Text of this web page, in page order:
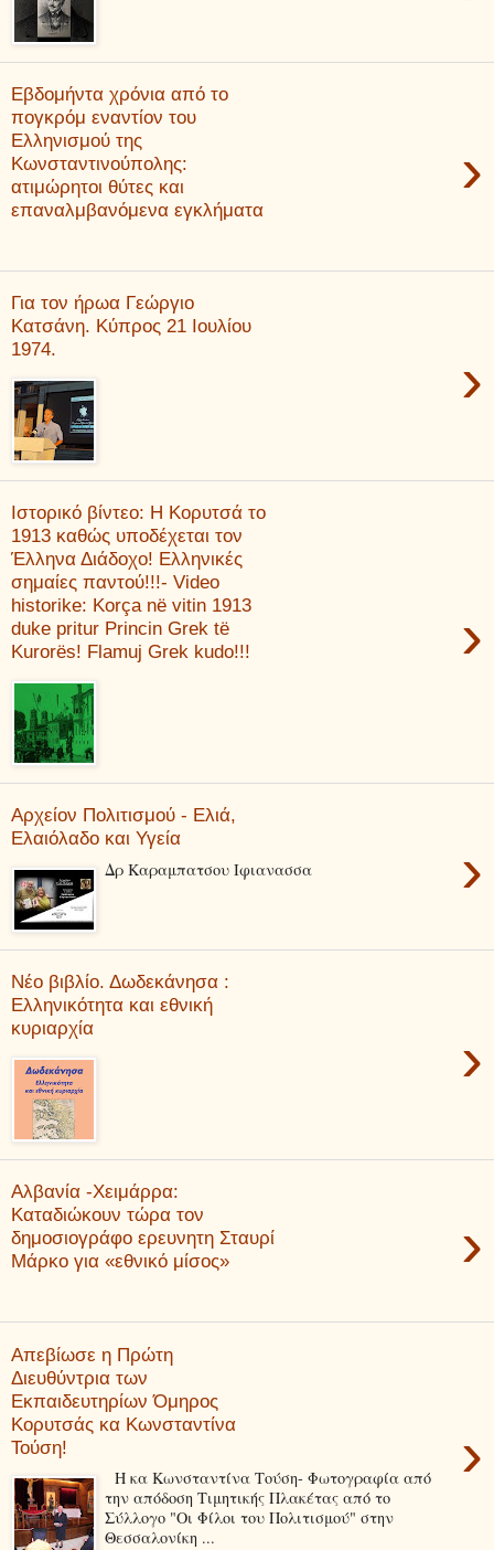
Εβδομήντα χρόνια από το
πογκρόμ εναντίον του
Ελληνισμού της
Κωνσταντινούπολης:
ατιμώρητοι θύτες και
επαναλμβανόμενα εγκλήματα
›
Για τον ήρωα Γεώργιο
Κατσάνη. Κύπρος 21 Ιουλίου
1974.
›
Ιστορικό βίντεο: Η Κορυτσά το
1913 καθώς υποδέχεται τον
Έλληνα Διάδοχο! Ελληνικές
σημαίες παντού!!!- Video
historike: Korça në vitin 1913
duke pritur Princin Grek të
Kurorës! Flamuj Grek kudo!!!
›
Αρχείον Πολιτισμού - Ελιά,
Ελαιόλαδο και Υγεία
›
Δρ Καραμπατσου Ιφιανασσα
Νέο βιβλίο. Δωδεκάνησα :
Ελληνικότητα και εθνική
κυριαρχία
›
Αλβανία -Χειμάρρα:
Καταδιώκουν τώρα τον
δημοσιογράφο ερευνητη Σταυρί
Μάρκο για «εθνικό μίσος»
›
Απεβίωσε η Πρώτη
Διευθύντρια των
Εκπαιδευτηρίων Όμηρος
Κορυτσάς κα Κωνσταντίνα
Τούση!
›
Η κα Κωνσταντίνα Τούση- Φωτογραφία από
την απόδοση Τιμητικής Πλακέτας από το
Σύλλογο "Οι Φίλοι του Πολιτισμού" στην
Θεσσαλονίκη ...